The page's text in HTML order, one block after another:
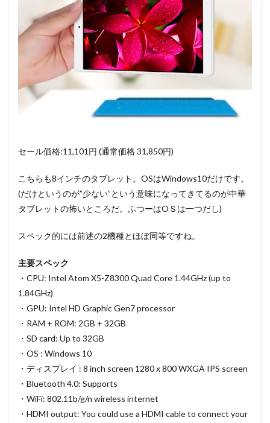
セール価格:11,101円 (通常価格 31,850円)
こちらも8インチのタブレット。OSはWindows10だけです。
(だけというのが”少ない”という意味になってきてるのが中華
タブレットの怖いところだ。ふつーはOＳは一つだし)
スペック的には前述の2機種とほぼ同等ですね。
主要スペック
・CPU: Intel Atom X5-Z8300 Quad Core 1.44GHz (up to
1.84GHz)
・GPU: Intel HD Graphic Gen7 processor
・RAM + ROM: 2GB + 32GB
・SD card: Up to 32GB
・OS : Windows 10
・ディスプレイ : 8 inch screen 1280 x 800 WXGA IPS screen
・Bluetooth 4.0: Supports
・WiFi: 802.11b/g/n wireless internet
・HDMI output: You could use a HDMI cable to connect your